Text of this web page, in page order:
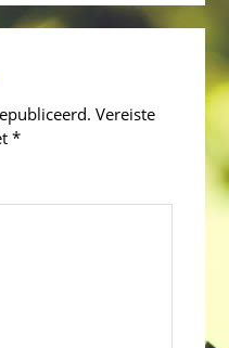
Vereiste
*